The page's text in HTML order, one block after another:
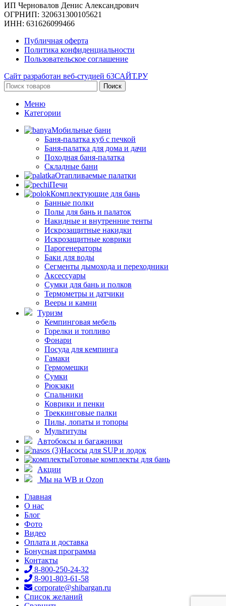
ИП Черновалов Денис Александрович
ОГРНИП: 320631300105621
ИНН: 631626099466
Публичная оферта
Политика конфиденциальности
Пользовательское соглашение
Сайт разработан веб-студией 63САЙТ.РУ
Поиск
Меню
Категории
Мобильные бани
Баня-палатка куб с печкой
Баня-палатка для дома и дачи
Походная баня-палатка
Складные бани
Отапливаемые палатки
Печи
Комплектующие для бань
Банные полки
Полы для бань и палаток
Накидные и внутренние тенты
Искрозащитные накидки
Искрозащитные коврики
Парогенераторы
Баки для воды
Сегменты дымохода и переходники
Аксессуары
Сумки для бань и полков
Термометры и датчики
Вееры и камни
Туризм
Кемпинговая мебель
Горелки и топливо
Фонари
Посуда для кемпинга
Гамаки
Гермомешки
Сумки
Рюкзаки
Спальники
Коврики и пенки
Треккинговые палки
Пилы, лопаты и топоры
Мультитулы
Автобоксы и багажники
Насосы для SUP и лодок
Готовые комплекты для бань
Акции
Мы на WB и Ozon
Главная
О нас
Блог
Фото
Видео
Оплата и доставка
Бонусная программа
Контакты
8-800-250-24-32
8-901-803-61-58
corporate@shibargan.ru
Список желаний